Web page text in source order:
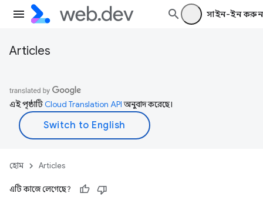
সাইন-ইন করুন
Articles
এই পৃষ্ঠাটিCloud Translation APIঅনুবাদ করেছে।
হোম Articles
এটি কাজে লেগেছে?